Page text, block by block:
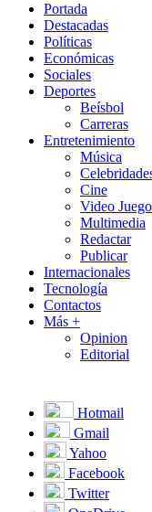
Portada
Destacadas
Políticas
Económicas
Sociales
Deportes
Beísbol
Carreras
Entretenimiento
Música
Cine
Video
Multimedia
Redactar
Publicar
Internacionales
Tecnología
Contactos
Más +
Opinion
Editorial
Hotmail
Gmail
Yahoo
Facebook
Twitter